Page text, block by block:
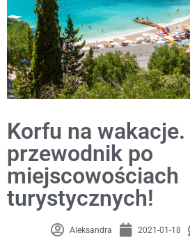
Korfu na
przewodnik po
miejscowościach
turystycznych!
Aleksandra 2021-01-18